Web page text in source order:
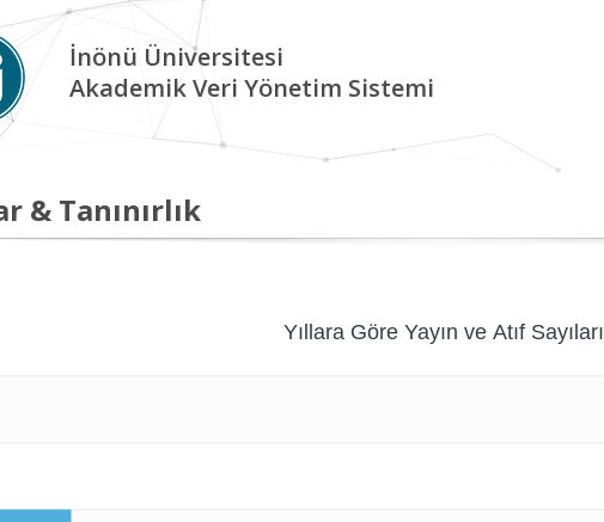
İnönü Üniversitesi
Akademik Veri Yönetim Sistemi
& Tanınırlık
Yıllara Göre Yayın ve Atıf Sayıları